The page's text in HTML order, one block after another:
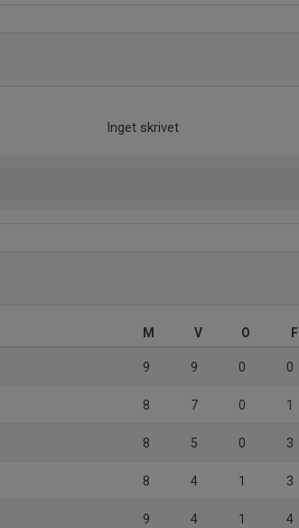
Inget skrivet
M V O F
9 9 0 0
8 7 0 1
8 5 0 3
8 4 1 3
9 4 1 4